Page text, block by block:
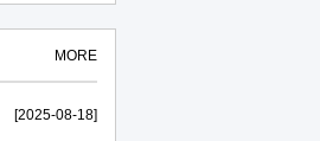
MORE
[2025-08-18]